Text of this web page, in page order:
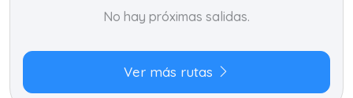
No hay próximas salidas.
Ver más rutas